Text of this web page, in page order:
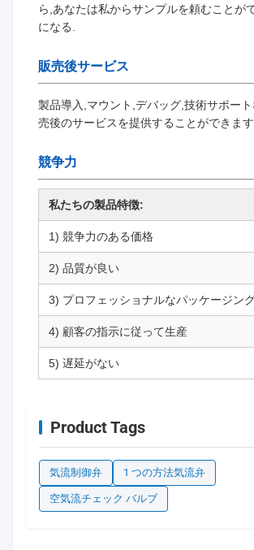
ら,あなたは私からサンプルを頼むことが
になる.
販売後サービス
製品導入,マウント,デバッグ,技術サポー
売後のサービスを提供することができま
競争力
私たちの製品特徴:
1) 競争力のある価格
2) 品質が良い
3) プロフェッショナルなパッケージン
4) 顧客の指示に従って生産
5) 遅延がない
Product Tags
気流制御弁 1 つの方法気流弁
空気流チェック バルブ